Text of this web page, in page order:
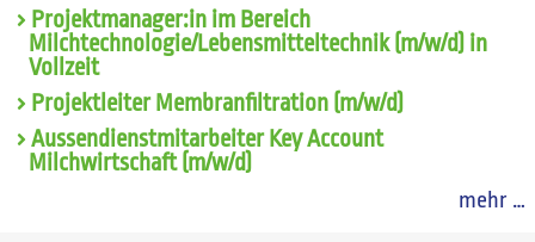
Projektmanager:in im Bereich
Milchtechnologie/Lebensmitteltechnik (m/w/d) in
Vollzeit
Projektleiter Membranfiltration (m/w/d)
Aussendienstmitarbeiter Key Account
Milchwirtschaft (m/w/d)
mehr …